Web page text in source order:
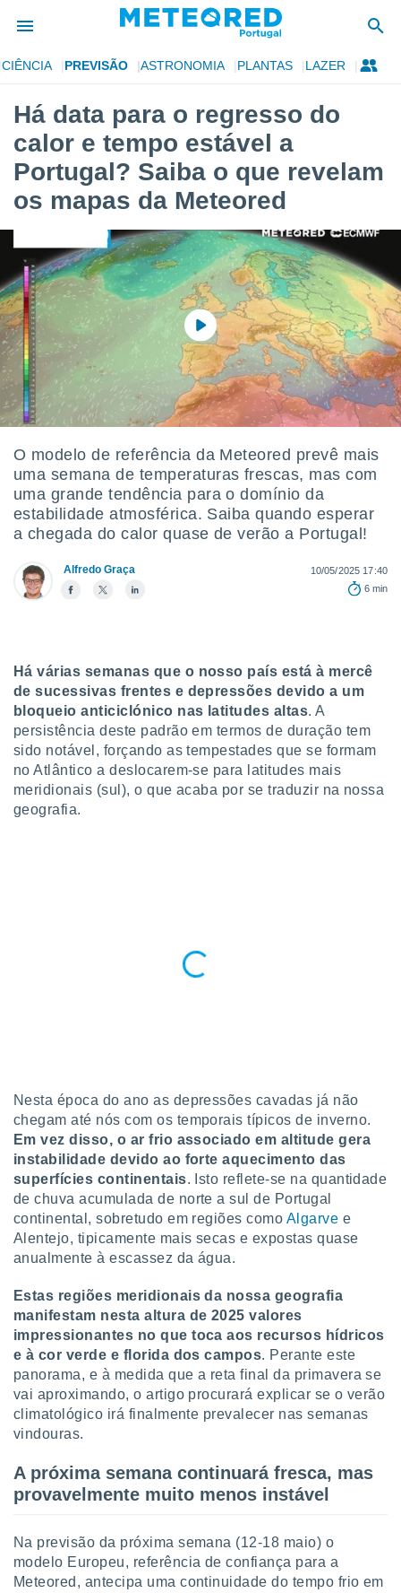
da
foi
para
as
fornecidas
a este
e
digital
recolhidas
permite-
a nossa
de alta
todos os
ou
o
no
como
um perfil
lhe
cookies,
a
site
de que
para
não
cookies
o
ou
Pode
de
ACEITAR
CONFIGURAÇÕES
CIÊNCIA PREVISÃO ASTRONOMIA PLANTAS LAZER
Há data para o regresso do
calor e tempo estável a
Portugal? Saiba o que revelam
os mapas da Meteored
O modelo de referência da Meteored prevê mais
uma semana de temperaturas frescas, mas com
uma grande tendência para o domínio da
estabilidade atmosférica. Saiba quando esperar
a chegada do calor quase de verão a Portugal!
Alfredo Graça
10/05/2025 17:40
6 min
Há várias semanas que o nosso país está à mercê
de sucessivas frentes e depressões devido a um
bloqueio anticiclónico nas latitudes altas. A
persistência deste padrão em termos de duração tem
sido notável, forçando as tempestades que se formam
no Atlântico a deslocarem-se para latitudes mais
meridionais (sul), o que acaba por se traduzir na nossa
geografia.
Nesta época do ano as depressões cavadas já não
chegam até nós com os temporais típicos de inverno.
Em vez disso, o ar frio associado em altitude gera
instabilidade devido ao forte aquecimento das
superfícies continentais. Isto reflete-se na quantidade
de chuva acumulada de norte a sul de Portugal
continental, sobretudo em regiões como Algarve e
Alentejo, tipicamente mais secas e expostas quase
anualmente à escassez da água.
Estas regiões meridionais da nossa geografia
manifestam nesta altura de 2025 valores
impressionantes no que toca aos recursos hídricos
e à cor verde e florida dos campos. Perante este
panorama, e à medida que a reta final da primavera se
vai aproximando, o artigo procurará explicar se o verão
climatológico irá finalmente prevalecer nas semanas
vindouras.
A próxima semana continuará fresca, mas
provavelmente muito menos instável
Na previsão da próxima semana (12-18 maio) o
modelo Europeu, referência de confiança para a
Meteored, antecipa uma continuidade do tempo frio em